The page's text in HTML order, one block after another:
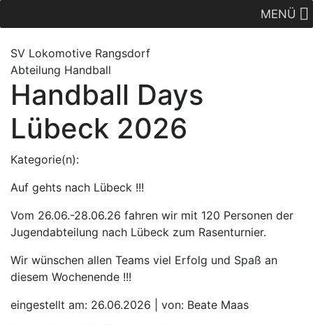
MENÜ
SV Lokomotive Rangsdorf
Abteilung Handball
Handball Days
Lübeck 2026
Kategorie(n):
Auf gehts nach Lübeck !!!
Vom 26.06.-28.06.26 fahren wir mit 120 Personen der
Jugendabteilung nach Lübeck zum Rasenturnier.
Wir wünschen allen Teams viel Erfolg und Spaß an
diesem Wochenende !!!
eingestellt am: 26.06.2026 | von: Beate Maas